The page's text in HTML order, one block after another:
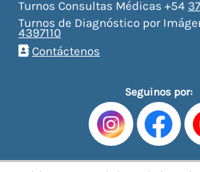
Turnos Consultas Médicas +54
Turnos de Diagnóstico por
4397110
Contáctenos
Seguinos por: